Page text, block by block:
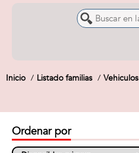
Inicio Listado familias Vehiculos
Ordenar por